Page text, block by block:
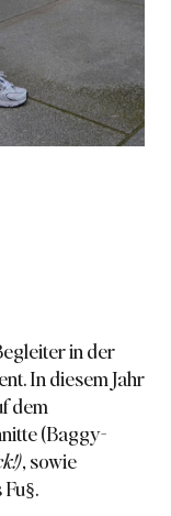
in der
In diesem Jahr
dem
(Baggy-
, sowie